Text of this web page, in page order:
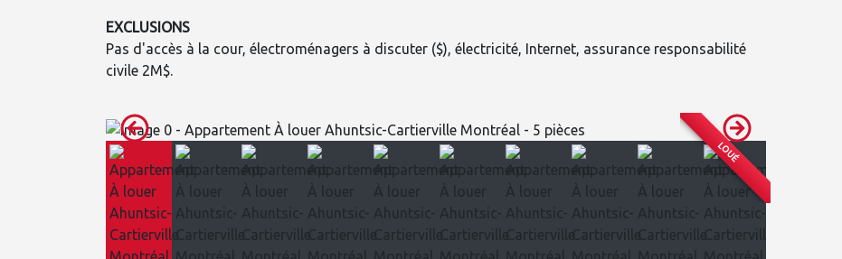
EXCLUSIONS
Pas d'accès à la cour, électroménagers à discuter ($), électricité, Internet, assurance responsabilité
civile 2M$.
LOUÉ